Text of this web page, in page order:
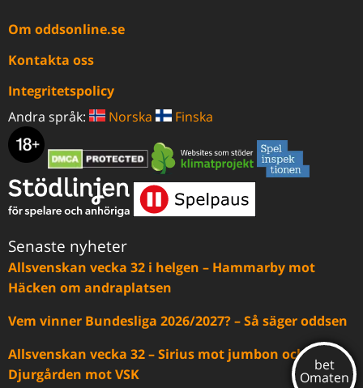
Om oddsonline.se
Kontakta oss
Integritetspolicy
Andra språk:
Norska Finska
Senaste nyheter
Allsvenskan vecka 32 i helgen – Hammarby mot
Häcken om andraplatsen
Vem vinner Bundesliga 2026/2027? – Så säger oddsen
Allsvenskan vecka 32 – Sirius mot jumbon och
Djurgården mot VSK